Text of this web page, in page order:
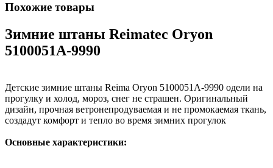
Похожие товары
Зимние штаны Reimatec Oryon
5100051A-9990
Детские зимние штаны Reima Oryon 5100051A-9990 одели на
прогулку и холод, мороз, снег не страшен. Оригинальный
дизайн, прочная ветронепродуваемая и не промокаемая ткань,
создадут комфорт и тепло во время зимних прогулок
Основные характеристики: